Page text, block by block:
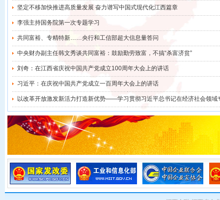
坚定不移加快推进高质量发展 奋力谱写中国式现代化江西篇章
李强主持国务院第一次专题学习
共同富裕、专精特新……央行和工信部超大信息量答问
中央财办副主任韩文秀谈共同富裕：鼓励勤劳致富，不搞“杀富济贫”
刘奇：在江西省庆祝中国共产党成立100周年大会上的讲话
习近平：在庆祝中国共产党成立一百周年大会上的讲话
以改革开放激发新活力打造新优势——学习贯彻习近平总书记在经济社会领